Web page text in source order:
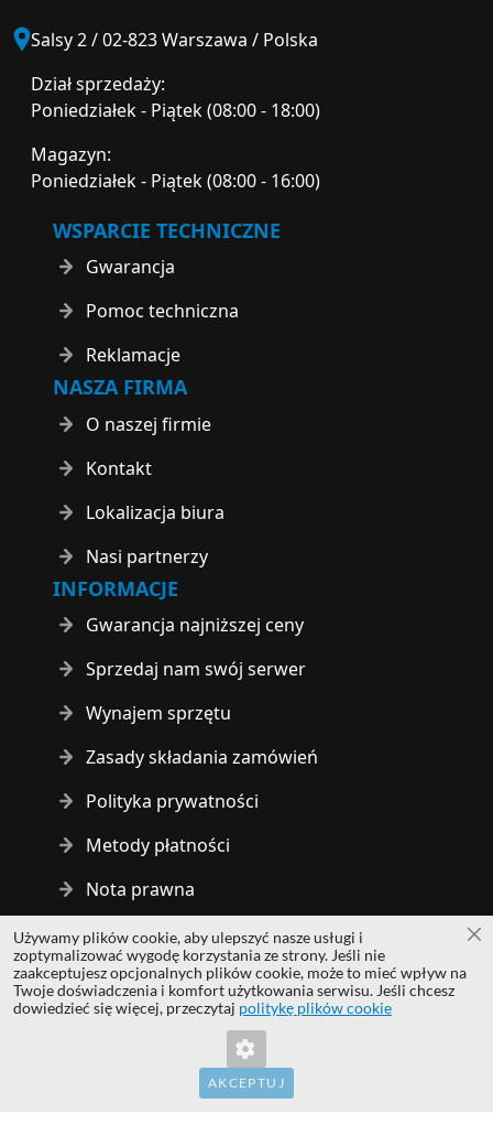
Salsy 2 / 02-823 Warszawa / Polska
Dział sprzedaży:
Poniedziałek - Piątek (08:00 - 18:00)
Magazyn:
Poniedziałek - Piątek (08:00 - 16:00)
WSPARCIE TECHNICZNE
Gwarancja
Pomoc techniczna
Reklamacje
NASZA FIRMA
O naszej firmie
Kontakt
Lokalizacja biura
Nasi partnerzy
INFORMACJE
Gwarancja najniższej ceny
Sprzedaj nam swój serwer
Wynajem sprzętu
Zasady składania zamówień
Polityka prywatności
Metody płatności
Nota prawna
Copyright © 2014 - 2026 MS Development | All rights reserved
| All logos and trademarks are properties of their respective
owners.
Używamy plików cookie, aby ulepszyć nasze usługi i
zoptymalizować wygodę korzystania ze strony. Jeśli nie
zaakceptujesz opcjonalnych plików cookie, może to mieć wpływ na
Twoje doświadczenia i komfort użytkowania serwisu. Jeśli chcesz
dowiedzieć się więcej, przeczytaj politykę plików cookie
AKCEPTUJ